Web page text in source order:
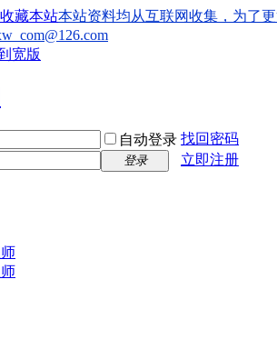
收藏本站本站资料均从互联网收集，为了
宽版
自动登录 找回密码
登录
立即注册